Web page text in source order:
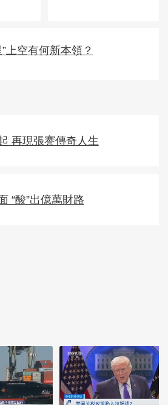
上空有何新本領？
再現張謇傳奇人生
“酸”出億萬財路